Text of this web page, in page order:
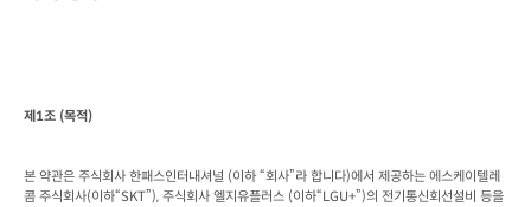
제 1조 (목적)
본 약관은 주식회사 한패스인터내셔널 (이하 “회사”라 합니다)에서 제공하는 에스케이텔레
콤 주식회사(이하“SKT”), 주식회사 엘지유플러스 (이하“LGU+”)의 전기통신회선설비 등을